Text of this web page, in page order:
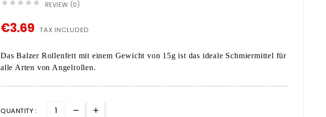
     REVIEW (0)
€3.69 TAX INCLUDED
Das Balzer Rollenfett mit einem Gewicht von 15g ist das ideale Schmiermittel für
alle Arten von Angelrollen.
QUANTITY :